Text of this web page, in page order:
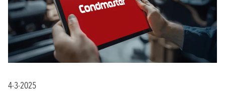
4-3-2025